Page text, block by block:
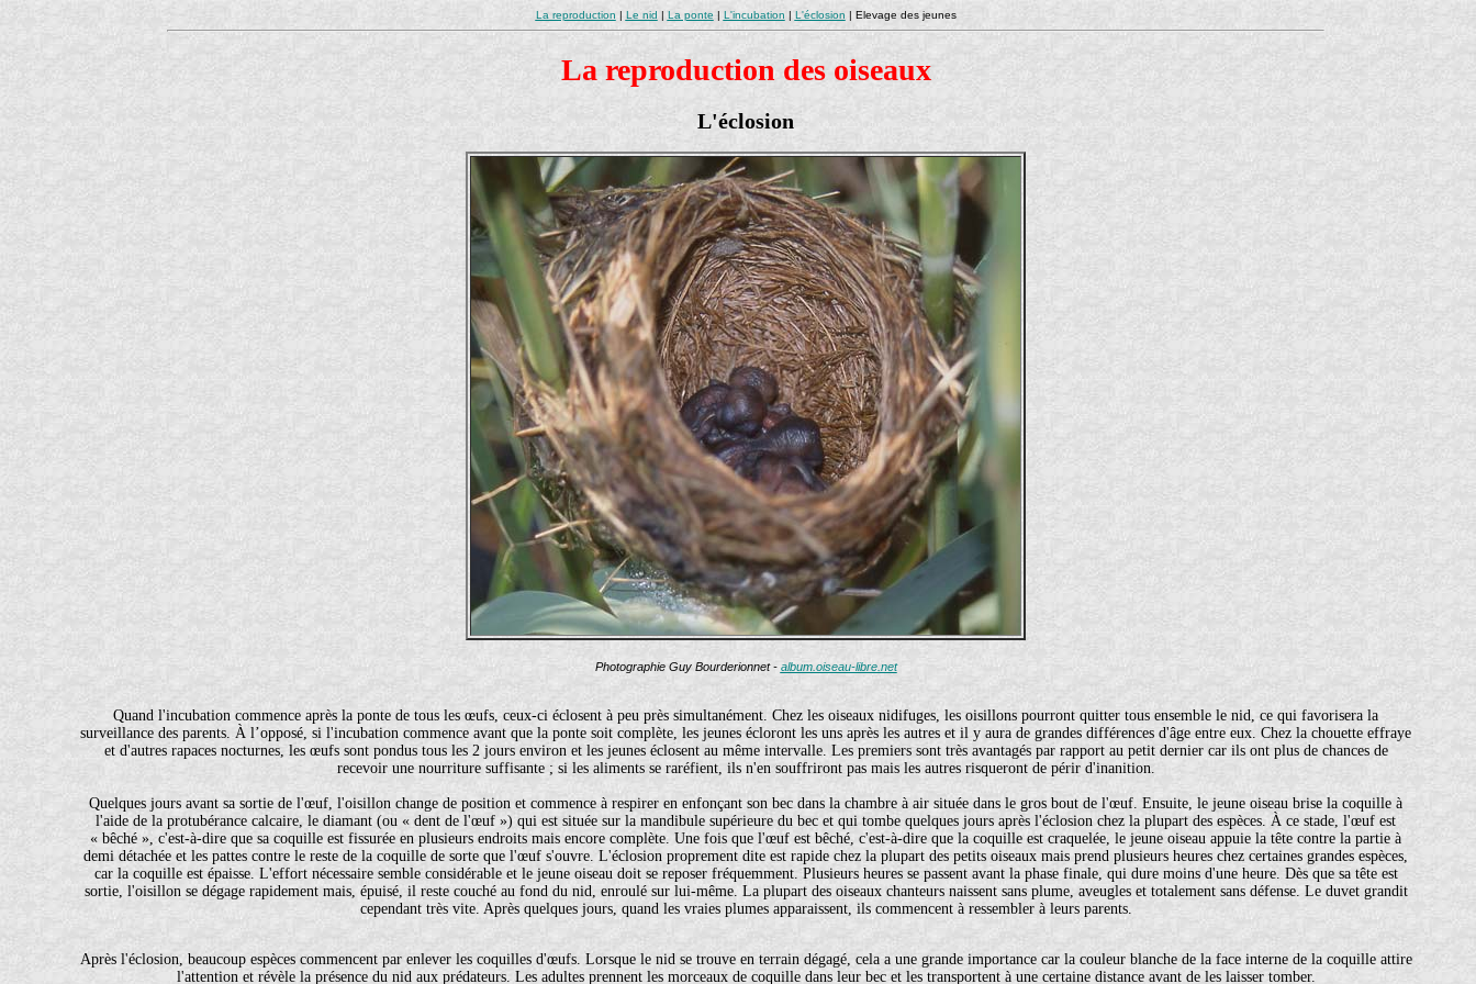
La reproduction | Le nid | La ponte| L'incubation | L'éclosion | Elevage des jeunes
La reproduction des oiseaux
L'éclosion
Photographie Guy Bourderionnet - album.oiseau-libre.net
Quand l'incubation commence après la ponte de tous les œufs, ceux-ci éclosent à peu près simultanément. Chez les oiseaux nidifuges, les oisillons pourront quitter tous ensemble le nid, ce qui favorisera la
surveillance des parents. À l’opposé, si l'incubation commence avant que la ponte soit complète, les jeunes écloront les uns après les autres et il y aura de grandes différences d'âge entre eux. Chez la chouette effraye
et d'autres rapaces nocturnes, les œufs sont pondus tous les 2 jours environ et les jeunes éclosent au même intervalle. Les premiers sont très avantagés par rapport au petit dernier car ils ont plus de chances de
recevoir une nourriture suffisante ; si les aliments se raréfient, ils n'en souffriront pas mais les autres risqueront de périr d'inanition.
Quelques jours avant sa sortie de l'œuf, l'oisillon change de position et commence à respirer en enfonçant son bec dans la chambre à air située dans le gros bout de l'œuf. Ensuite, le jeune oiseau brise la coquille à
l'aide de la protubérance calcaire, le diamant (ou « dent de l'œuf ») qui est située sur la mandibule supérieure du bec et qui tombe quelques jours après l'éclosion chez la plupart des espèces. À ce stade, l'œuf est
« bêché », c'est-à-dire que sa coquille est fissurée en plusieurs endroits mais encore complète. Une fois que l'œuf est bêché, c'est-à-dire que la coquille est craquelée, le jeune oiseau appuie la tête contre la partie à
demi détachée et les pattes contre le reste de la coquille de sorte que l'œuf s'ouvre. L'éclosion proprement dite est rapide chez la plupart des petits oiseaux mais prend plusieurs heures chez certaines grandes espèces,
car la coquille est épaisse. L'effort nécessaire semble considérable et le jeune oiseau doit se reposer fréquemment. Plusieurs heures se passent avant la phase finale, qui dure moins d'une heure. Dès que sa tête est
sortie, l'oisillon se dégage rapidement mais, épuisé, il reste couché au fond du nid, enroulé sur lui-même. La plupart des oiseaux chanteurs naissent sans plume, aveugles et totalement sans défense. Le duvet grandit
cependant très vite. Après quelques jours, quand les vraies plumes apparaissent, ils commencent à ressembler à leurs parents.
Après l'éclosion, beaucoup espèces commencent par enlever les coquilles d'œufs. Lorsque le nid se trouve en terrain dégagé, cela a une grande importance car la couleur blanche de la face interne de la coquille attire
l'attention et révèle la présence du nid aux prédateurs. Les adultes prennent les morceaux de coquille dans leur bec et les transportent à une certaine distance avant de les laisser tomber.